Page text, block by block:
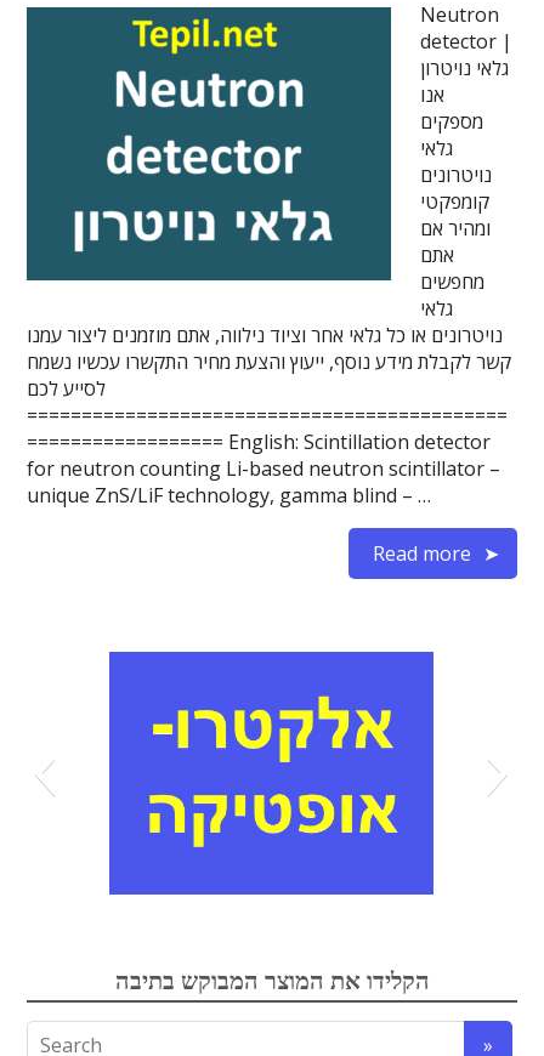
Neutron
detector |
גלאי נויטרון
אנו
מספקים
גלאי
נויטרונים
קומפקטי
ומהיר אם
אתם
מחפשים
גלאי
נויטרונים או כל גלאי אחר וציוד נילווה, אתם מוזמנים ליצור עמנו
קשר לקבלת מידע נוסף, ייעוץ והצעת מחיר התקשרו עכשיו נשמח
לסייע לכם
============================================
================== English: Scintillation detector
for neutron counting Li-based neutron scintillator –
unique ZnS/LiF technology, gamma blind – …
Read more
הקלידו את המוצר המבוקש בתיבה